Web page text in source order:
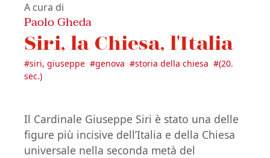
A cura di
Paolo Gheda
Siri, la Chiesa, l'Italia
#siri, giuseppe #genova #storia della chiesa #(20.
sec.)
Il Cardinale Giuseppe Siri è stato una delle
figure più incisive dell’Italia e della Chiesa
universale nella seconda metà del